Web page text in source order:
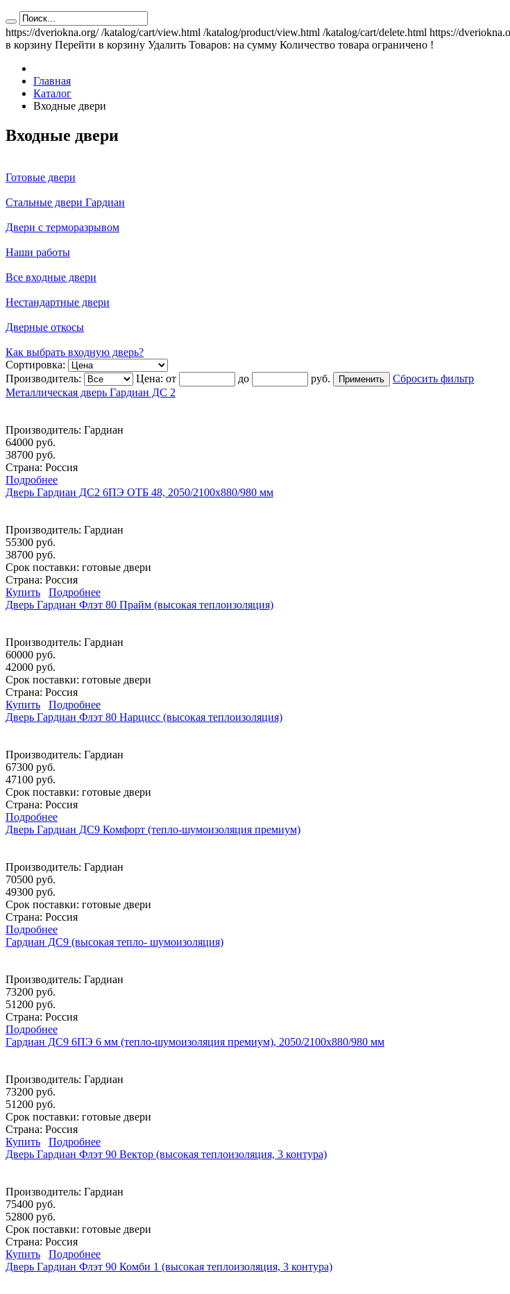
https://dveriokna.org/ /katalog/cart/view.html /katalog/product/view.html /katalog/cart/delete.html https://
в корзину Перейти в корзину Удалить Товаров: на сумму Количество товара ограничено !
Главная
Каталог
Входные двери
Входные двери
Готовые двери
Стальные двери Гардиан
Двери с терморазрывом
Наши работы
Все входные двери
Нестандартные двери
Дверные откосы
Как выбрать входную дверь?
Сортировка:
Производитель:
Цена: от до руб.
Сбросить фильтр
Металлическая дверь Гардиан ДС 2
Производитель: Гардиан
64000 руб.
38700 руб.
Страна: Россия
Подробнее
Дверь Гардиан ДС2 6ПЭ ОТБ 48, 2050/2100х880/980 мм
Производитель: Гардиан
55300 руб.
38700 руб.
Срок поставки: готовые двери
Страна: Россия
Купить
Подробнее
Дверь Гардиан Флэт 80 Прайм (высокая теплоизоляция)
Производитель: Гардиан
60000 руб.
42000 руб.
Срок поставки: готовые двери
Страна: Россия
Купить
Подробнее
Дверь Гардиан Флэт 80 Нарцисс (высокая теплоизоляция)
Производитель: Гардиан
67300 руб.
47100 руб.
Срок поставки: готовые двери
Страна: Россия
Подробнее
Дверь Гардиан ДС9 Комфорт (тепло-шумоизоляция премиум)
Производитель: Гардиан
70500 руб.
49300 руб.
Срок поставки: готовые двери
Страна: Россия
Подробнее
Гардиан ДС9 (высокая тепло- шумоизоляция)
Производитель: Гардиан
73200 руб.
51200 руб.
Страна: Россия
Подробнее
Гардиан ДС9 6ПЭ 6 мм (тепло-шумоизоляция премиум), 2050/2100х880/980 мм
Производитель: Гардиан
73200 руб.
51200 руб.
Срок поставки: готовые двери
Страна: Россия
Купить
Подробнее
Дверь Гардиан Флэт 90 Вектор (высокая теплоизоляция, 3 контура)
Производитель: Гардиан
75400 руб.
52800 руб.
Срок поставки: готовые двери
Страна: Россия
Купить
Подробнее
Дверь Гардиан Флэт 90 Комби 1 (высокая теплоизоляция, 3 контура)